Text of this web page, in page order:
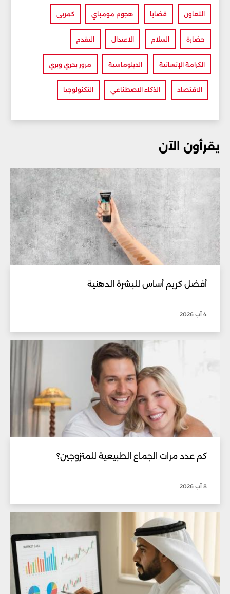
التعاون قضايا هجوم مومباي كمربي
حضارة السلام الاعتدال التقدم
الكرامة الإنسانية الدبلوماسية مرور بحري وبري
الاقتصاد الذكاء الاصطناعي التكنولوجيا
يقرأون الآن
أفضل كريم أساس للبشرة الدهنية
4 آب 2026
كم عدد مرات الجماع الطبيعية للمتزوجين؟
8 آب 2026